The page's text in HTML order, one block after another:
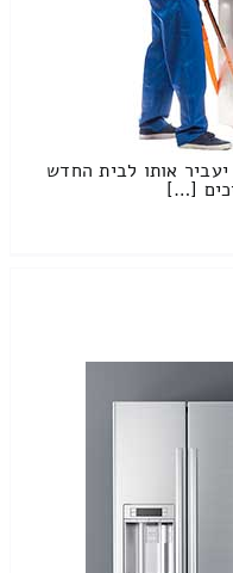
אותו לבית החדש
[…]